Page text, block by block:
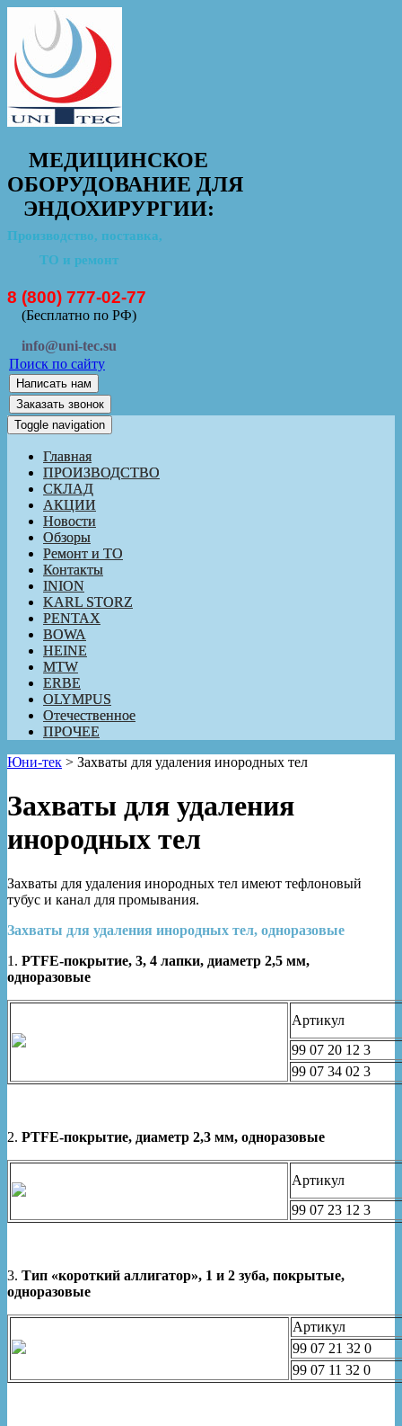
МЕДИЦИНСКОЕ
ОБОРУДОВАНИЕ ДЛЯ
ЭНДОХИРУРГИИ:
Производство, поставка,
ТО и ремонт
8 (800) 777-02-77
(Бесплатно по РФ)
info@uni-tec.su
Поиск по сайту
Написать нам
Заказать звонок
Toggle navigation
Главная
ПРОИЗВОДСТВО
СКЛАД
АКЦИИ
Новости
Обзоры
Ремонт и ТО
Контакты
INION
KARL STORZ
PENTAX
BOWA
HEINE
MTW
ERBE
OLYMPUS
Отечественное
ПРОЧЕЕ
Юни-тек > Захваты для удаления инородных тел
Захваты для удаления
инородных тел
Захваты для удаления инородных тел имеют тефлоновый
тубус и канал для промывания.
Захваты для удаления инородных тел, одноразовые
1. PTFE-покрытие, 3, 4 лапки, диаметр 2,5 мм,
одноразовые
Артикул
99 07 20 12 3
99 07 34 02 3
2. PTFE-покрытие, диаметр 2,3 мм, одноразовые
Артикул
99 07 23 12 3
3. Тип «короткий аллигатор», 1 и 2 зуба, покрытые,
одноразовые
Артикул
99 07 21 32 0
99 07 11 32 0